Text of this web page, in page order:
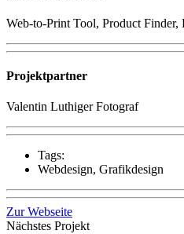
Web-to-Print Tool, Product Finder,
Projektpartner
Valentin Luthiger Fotograf
Tags:
Webdesign, Grafikdesign
Zur Webseite
Nächstes Projekt